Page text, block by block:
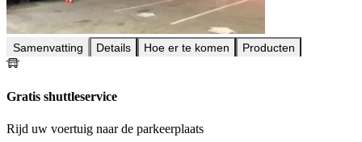
Samenvatting Details Hoe er te komen Producten
Gratis shuttleservice
Rijd uw voertuig naar de parkeerplaats